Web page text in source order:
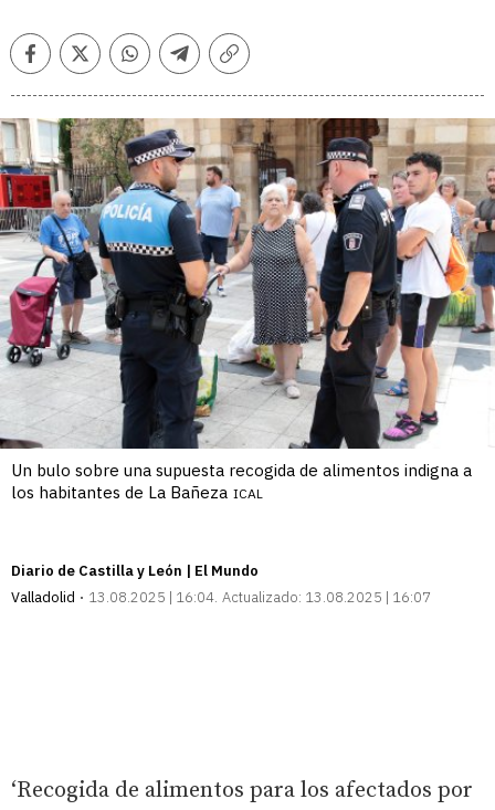
FacebookTwitterWhatsappTelegramCopiar
Un bulo sobre una supuesta recogida de alimentos indigna a
los habitantes de La Bañeza ICAL
Diario de Castilla y León | El Mundo
Valladolid
13.08.2025 | 16:04 Actualizado: 13.08.2025 | 16:07
‘Recogida de alimentos para los afectados por